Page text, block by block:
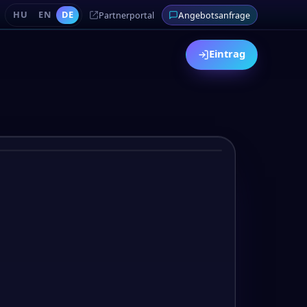
HU EN DE Partnerportal Angebotsanfrage
Eintrag